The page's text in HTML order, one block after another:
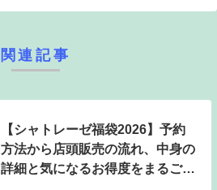
関連記事
【シャトレーゼ福袋2026】予約
方法から店頭販売の流れ、中身の
詳細と気になるお得度をまるごと